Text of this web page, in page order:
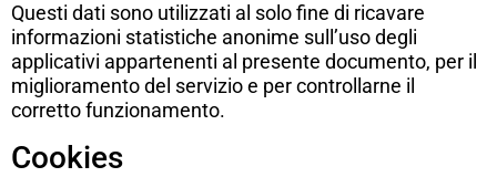
Questi dati sono utilizzati al solo fine di ricavare
informazioni statistiche anonime sull’uso degli
applicativi appartenenti al presente documento, per il
miglioramento del servizio e per controllarne il
corretto funzionamento.
Cookies